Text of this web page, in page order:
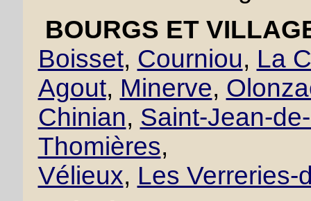
BOURGS ET
Boisset, Courniou, La
Agout, Minerve,
Chinian, Saint-Jean-
Thomières,
Vélieux, Les Verreries-